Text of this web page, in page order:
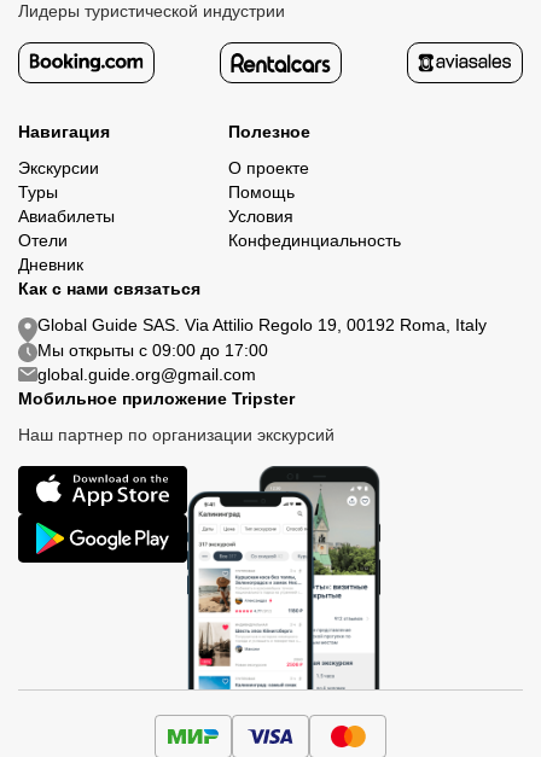
Лидеры туристической индустрии
Навигация
Экскурсии
Туры
Авиабилеты
Отели
Дневник
Полезное
О проекте
Помощь
Условия
Конфединциальность
Как с нами связаться
Global Guide SAS. Via Attilio Regolo 19, 00192 Roma, Italy
Мы открыты с 09:00 до 17:00
global.guide.org@gmail.com
Мобильное приложение Tripster
Наш партнер по организации экскурсий